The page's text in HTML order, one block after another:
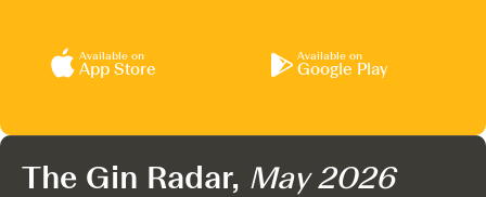
Available on
App Store
Available on
Google Play
The Gin Radar, May 2026